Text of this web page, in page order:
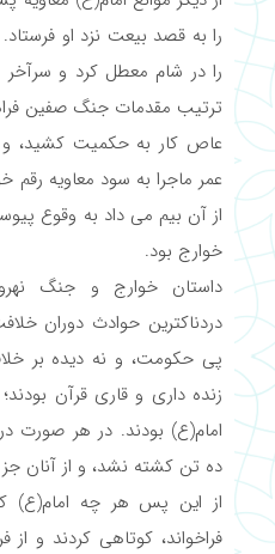
را به قصد بیعت نزد او
را در شام معطل کرد و سرآخر
ترتیب مقدمات جنگ صفین
عاص کار به حکمیت کشید، و
عمر ماجرا به سود معاویه رقم
از آن بیم می داد به وقوع
خوارج بود.
داستان خوارج و جنگ
دردناکترین حوادث دوران
پی حکومت، و نه دیده بر
زنده داری و قاری قرآن
امام(ع) بودند. در هر صورت
ده تن کشته نشد، و از آنان
از این پس هر چه امام(ع)
فراخواند، کوتاهی کردند و از